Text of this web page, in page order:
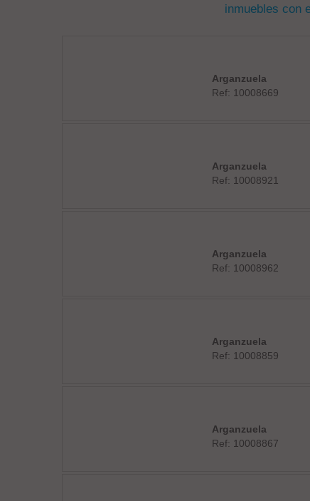
inmuebles con
Arganzuela
Ref: 10008669
Arganzuela
Ref: 10008921
Arganzuela
Ref: 10008962
Arganzuela
Ref: 10008859
Arganzuela
Ref: 10008867